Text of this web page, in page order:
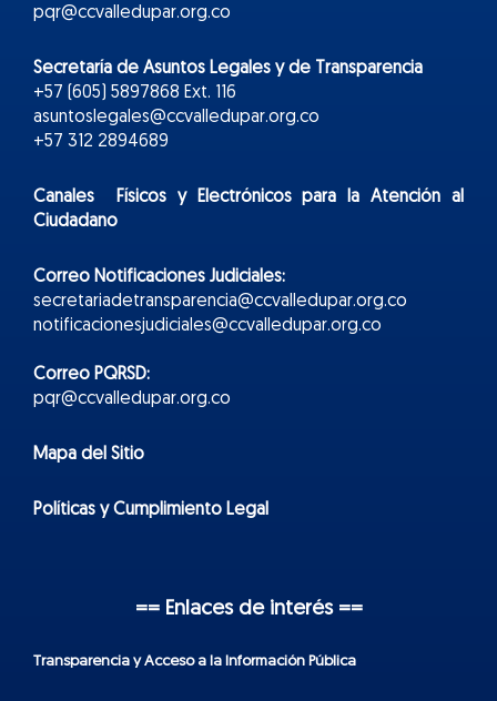
pqr@ccvalledupar.org.co
Secretaría de Asuntos Legales y de Transparencia
+57 (605) 5897868 Ext. 116
asuntoslegales@ccvalledupar.org.co
+57 312 2894689
Canales Físicos yElectrónicospara la Atención al
Ciudadano
Correo Notificaciones Judiciales:
secretariadetransparencia@ccvalledupar.org.co
notificacionesjudiciales@ccvalledupar.org.co
Correo PQRSD:
pqr@ccvalledupar.org.co
Mapa del Sitio
Políticas y Cumplimiento Legal
== Enlaces de interés ==
Transparencia y Acceso a la Información Pública